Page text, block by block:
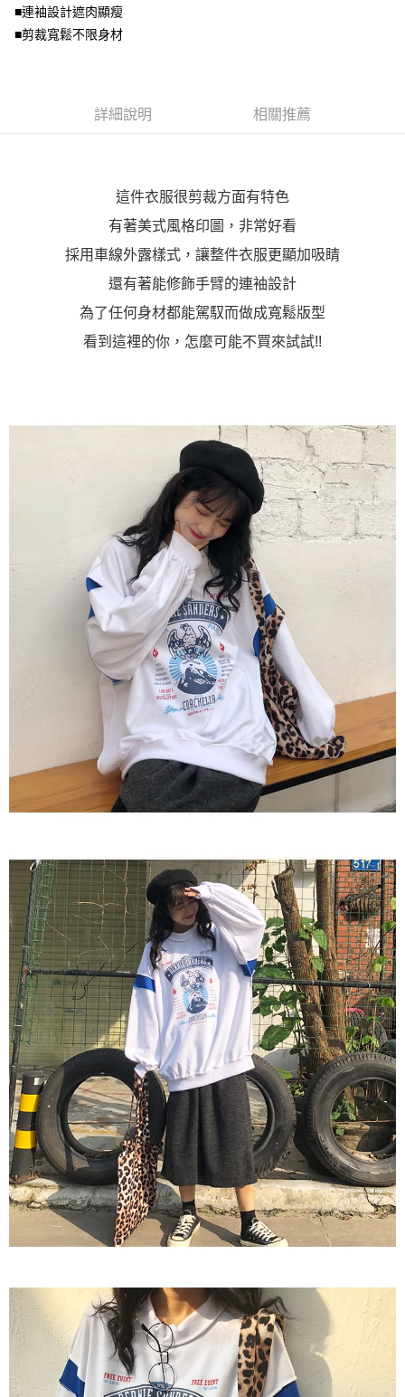
資料（包含姓名、電話或地址）提供予台灣大哥大進項蒐集、處理及利用，
由本公司與您本人進行分期帳單所需資料之確認、核對及更正。
※ 交易是否成功請以「AFTEE先享後付 」之結帳頁面顯示為準，若有關於
是否繳費成功／繳費後需取消欲退款等相關疑問，請聯繫「AFTEE先享後付
客戶支援中心」https://netprotections.freshdesk.com/support/home
易，需依本服務之必要範圍內提供個人資料，並將交易相關給付款項請求債
權轉讓予恩沛科技股份有限公司。
「AFTEE先享後付」，若未經同意申辦者引起之損失，本公司不負相關責
４．使用「AFTEE先享後付」時，將依據個別帳號之用戶狀況，依本公司即
請求用戶進行身份認證。
恩沛科技股份有限公司將有權停止該用戶之使用額度並採取法律行動。
付款後7-11取貨
每筆NT$70，滿NT$699(含以上)免運費
■連袖設計遮肉顯瘦
■剪裁寬鬆不限身材
詳細說明 相關推薦
這件衣服很剪裁方面有特色
有著美式風格印圖，非常好看
採用車線外露樣式，讓整件衣服更顯加吸睛
還有著能修飾手臂的連袖設計
為了任何身材都能駕馭而做成寬鬆版型
看到這裡的你，怎麼可能不買來試試!!